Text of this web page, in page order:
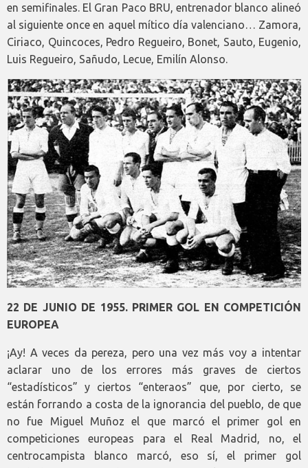
en semifinales. El Gran Paco BRU, entrenador blanco alineó
al siguiente once en aquel mítico día valenciano… Zamora,
Ciriaco, Quincoces, Pedro Regueiro, Bonet, Sauto, Eugenio,
Luis Regueiro, Sañudo, Lecue, Emilín Alonso.
22 DE JUNIO DE 1955. PRIMER GOL EN COMPETICIÓN
EUROPEA
¡Ay! A veces da pereza, pero una vez más voy a intentar
aclarar uno de los errores más graves de ciertos
“estadísticos” y ciertos “enteraos” que, por cierto, se
están forrando a costa de la ignorancia del pueblo, de que
no fue Miguel Muñoz el que marcó el primer gol en
competiciones europeas para el Real Madrid, no, el
centrocampista blanco marcó, eso sí, el primer gol